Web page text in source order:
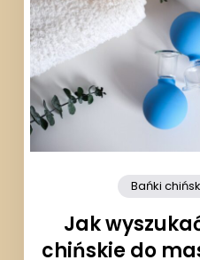
Bańki
Jak
chińskie do